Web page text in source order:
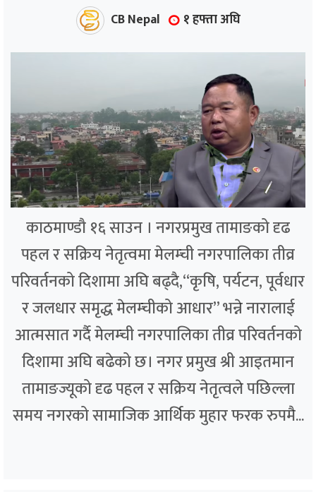
CB Nepal १ हफ्ता अघि
काठमाण्डौ १६ साउन । नगरप्रमुख तामाङको दृढ
पहल र सक्रिय नेतृत्वमा मेलम्ची नगरपालिका तीव्र
परिवर्तनको दिशामा अघि बढ्दै,“कृषि, पर्यटन, पूर्वधार
र जलधार समृद्ध मेलम्चीको आधार” भन्ने नारालाई
आत्मसात गर्दै मेलम्ची नगरपालिका तीव्र परिवर्तनको
दिशामा अघि बढेको छ। नगर प्रमुख श्री आइतमान
तामाङज्यूको दृढ पहल र सक्रिय नेतृत्वले पछिल्ला
समय नगरको सामाजिक आर्थिक मुहार फरक रुपमै...